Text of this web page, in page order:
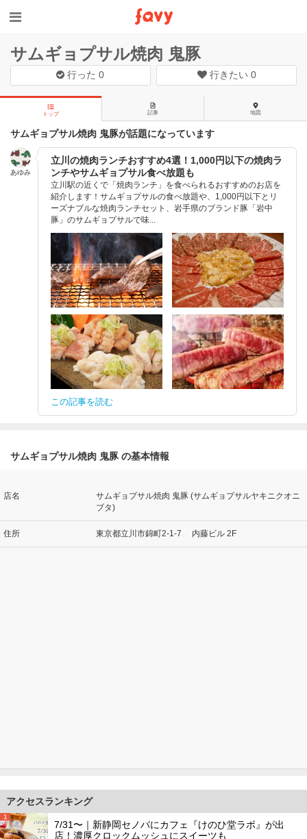
サムギョプサル焼肉 鬼豚
行った0 行きたい 0
トップ 記事 地図
サムギョプサル焼肉 鬼豚が話題になっています
あゆみ
立川の焼肉ランチおすすめ4選！1,000円以下の焼肉ラ
ンチやサムギョプサル食べ放題も
立川駅の近くで「焼肉ランチ」を食べられるおすすめのお店を
紹介します！サムギョプサルの食べ放題や、1,000円以下とリ
ーズナブルな焼肉ランチセット、岩手県のブランド豚「岩中
豚」のサムギョプサルで味...
この記事を読む
サムギョプサル焼肉 鬼豚 の基本情報
店名
サムギョプサル焼肉 鬼豚 (サムギョプサルヤキニクオニ
ブタ)
住所 東京都立川市錦町2-1-7 内藤ビル 2F
アクセスランキング
1
7/31〜｜新静岡セノバにカフェ『けのひ堂ラボ』が出
店！濃厚クロックムッシュにスイーツも